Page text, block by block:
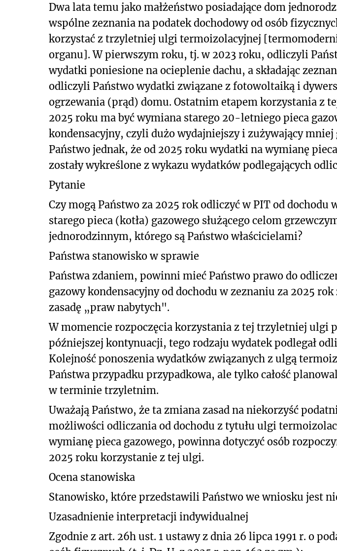
Dwa lata temu jako małżeństwo posiadające dom
wspólne zeznania na podatek dochodowy od osób
korzystać z trzyletniej ulgi termoizolacyjnej
organu]. W pierwszym roku, tj. w 2023 roku, odliczyli
wydatki poniesione na ocieplenie dachu, a składając
odliczyli Państwo wydatki związane z fotowoltaiką i
ogrzewania (prąd) domu. Ostatnim etapem korzystania z
2025 roku ma być wymiana starego 20-letniego pieca
kondensacyjny, czyli dużo wydajniejszy i zużywający
Państwo jednak, że od 2025 roku wydatki na wymianę
zostały wykreślone z wykazu wydatków podlegających
Pytanie
Czy mogą Państwo za 2025 rok odliczyć w PIT od dochodu
starego pieca (kotła) gazowego służącego celom
jednorodzinnym, którego są Państwo właścicielami?
Państwa stanowisko w sprawie
Państwa zdaniem, powinni mieć Państwo prawo do
gazowy kondensacyjny od dochodu w zeznaniu za 2025 rok
zasadę „praw nabytych".
W momencie rozpoczęcia korzystania z tej trzyletniej ulgi
późniejszej kontynuacji, tego rodzaju wydatek podlegał
Kolejność ponoszenia wydatków związanych z ulgą
Państwa przypadku przypadkowa, ale tylko całość
w terminie trzyletnim.
Uważają Państwo, że ta zmiana zasad na niekorzyść
możliwości odliczania od dochodu z tytułu ulgi
wymianę pieca gazowego, powinna dotyczyć osób
2025 roku korzystanie z tej ulgi.
Ocena stanowiska
Stanowisko, które przedstawili Państwo we wniosku jest
Uzasadnienie interpretacji indywidualnej
Zgodnie z art. 26h ust. 1 ustawy z dnia 26 lipca 1991 r. o